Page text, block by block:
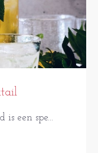
is een spe...